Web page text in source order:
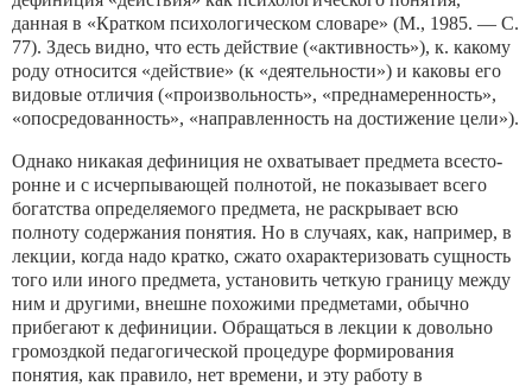
данная в «Кратком психологиче­ском словаре» (М., 1985. — С.
77). Здесь видно, что есть дейст­вие («активность»), к. какому
роду относится «действие» (к «деятельности») и каковы его
видовые отличия («произволь­ность», «преднамеренность»,
«опосредованность», «направлен­ность на достижение цели»).
Однако никакая дефиниция не охватывает предмета всесто­
ронне и с исчерпывающей полнотой, не показывает всего
богат­ства определяемого предмета, не раскрывает всю
полноту содер­жания понятия. Но в случаях, как, например, в
лекции, когда надо кратко, сжато охарактеризовать сущность
того или иного предмета, установить четкую границу между
ним и другими, внешне похожими предметами, обычно
прибегают к дефиниции. Обращаться в лекции к довольно
громоздкой педагогической процедуре формирования
понятия, как правило, нет времени, и эту работу в